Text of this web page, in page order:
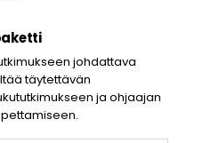
johdattava
täytettävän
ja ohjaajan